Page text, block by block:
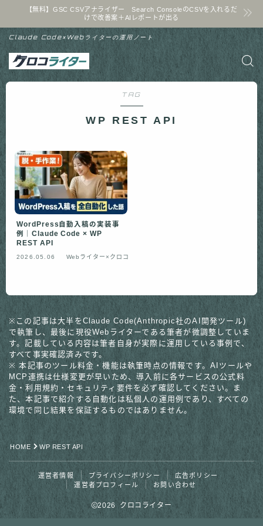
【無料】GSC CSVアナライザー Search ConsoleのCSVを入れるだ
けで改善案＋AIレポートが出る
Claude Code×Webライターの運用ノート
TAG
WP REST API
WordPress自動入稿の実装事
例｜Claude Code × WP
REST API
2026.05.06 Webライター×クロコ
※この記事は大半をClaude Code(Anthropic社のAI開発ツール)
で執筆し、最後に現役Webライターである筆者が微調整していま
す。記載している内容は筆者自身が実際に運用している事例で、
すべて事実確認済みです。
※ 本記事のツール料金・機能は執筆時点の情報です。AIツールや
MCP連携は仕様変更が早いため、導入前に各サービスの公式料
金・利用規約・セキュリティ要件を必ず確認してください。ま
た、本記事で紹介する自動化は私個人の運用例であり、すべての
環境で同じ結果を保証するものではありません。
HOME WP REST API
運営者情報 プライバシーポリシー
広告ポリシー
運営者プロフィール
お問い合わせ
2026 クロコライター